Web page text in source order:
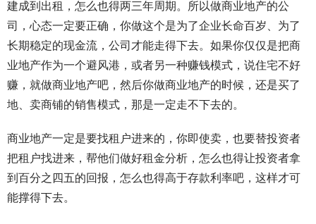
建成到出租，怎么也得两三年周期。所以做商业地产的公
司，心态一定要正确，你做这个是为了企业长命百岁、为了
长期稳定的现金流，公司才能走得下去。如果你仅仅是把商
业地产作为一个避风港，或者另一种赚钱模式，说住宅不好
赚，就做商业地产吧，然后你做商业地产的时候，还是买了
地、卖商铺的销售模式，那是一定走不下去的。
商业地产一定是要找租户进来的，你即使卖，也要替投资者
把租户找进来，帮他们做好租金分析，怎么也得让投资者拿
到百分之四五的回报，怎么也得高于存款利率吧，这样才可
能撑得下去。